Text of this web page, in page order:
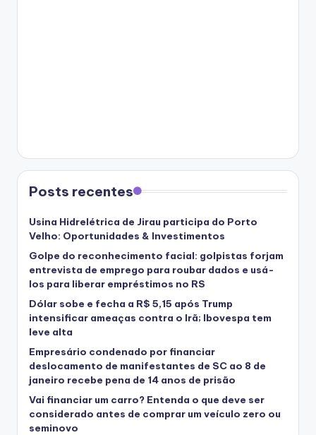
Posts recentes
Usina Hidrelétrica de Jirau participa do Porto
Velho: Oportunidades & Investimentos
Golpe do reconhecimento facial: golpistas forjam
entrevista de emprego para roubar dados e usá-
los para liberar empréstimos no RS
Dólar sobe e fecha a R$ 5,15 após Trump
intensificar ameaças contra o Irã; Ibovespa tem
leve alta
Empresário condenado por financiar
deslocamento de manifestantes de SC ao 8 de
janeiro recebe pena de 14 anos de prisão
Vai financiar um carro? Entenda o que deve ser
considerado antes de comprar um veículo zero ou
seminovo